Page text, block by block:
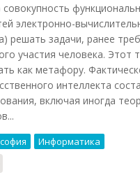
совокупность
электронно-
решать задачи, ранее
участия человека. Этот
как метафору.
интеллекта
включая иногда
Информатика